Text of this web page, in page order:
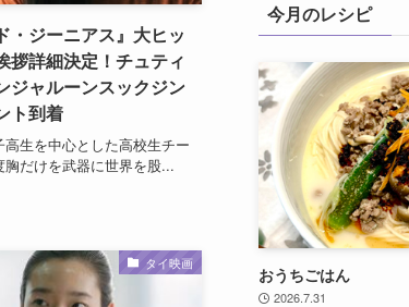
・ジーニアス』大ヒッ
拶詳細決定！チュティ
ジャルーンスックジン
ト到着
生を中心とした高校生チー
胸だけを武器に世界を股...
タイ映画
今月のレシピ
おうちごはん
2026.7.31